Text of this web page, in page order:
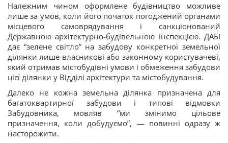
Належним чином оформлене будівництво можливе
лише за умов, коли його початок погоджений органами
місцевого самоврядування і санкціонований
Державною архітектурно-будівельною інспекцією. ДАБІ
дає “зелене світло” на забудову конкретної земельної
ділянки лише власникові або законному користувачеві,
який отримав містобудівні умови і обмеження забудови
цієї ділянки у Відділі архітектури та містобудування.
Далеко не кожна земельна ділянка призначена для
багатоквартирної забудови і типові відмовки
Забудовника, мовляв “ми змінимо цільове
призначення, коли добудуємо”, — повинні одразу ж
насторожити.